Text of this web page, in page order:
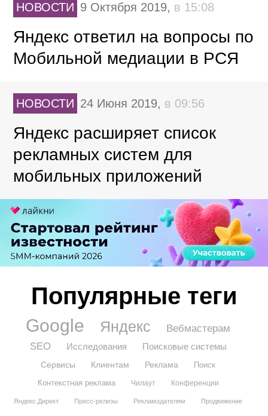
НОВОСТИ 9 Октября 2019, в 15:08
Яндекс ответил на вопросы по
Мобильной медиации в РСЯ
НОВОСТИ 24 Июня 2019, в 09:56
Яндекс расширяет список
рекламных систем для
мобильных приложений
Популярные теги
Google Яндекс
Вебмастерам
SEO
Исследования Поисковые системы
Сервисы Клиентам Реклама
Поиск
Контекстная реклама
Чилаут Конференции
Яндекс.Директ Пресс-релизы Рекламодателям Продвижение